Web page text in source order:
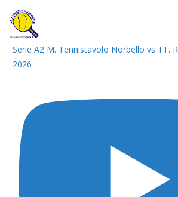
Serie A2 M. Tennistavolo Norbello vs TT.
2026